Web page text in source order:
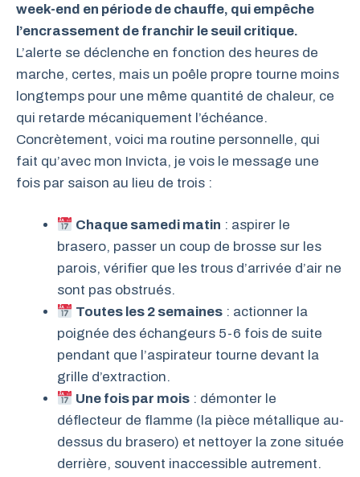
week-end en période de chauffe, qui empêche
l’encrassement de franchir le seuil critique.
L’alerte se déclenche en fonction des heures de
marche, certes, mais un poêle propre tourne moins
longtemps pour une même quantité de chaleur, ce
qui retarde mécaniquement l’échéance.
Concrètement, voici ma routine personnelle, qui
fait qu’avec mon Invicta, je vois le message une
fois par saison au lieu de trois :
Chaque samedi matin : aspirer le
brasero, passer un coup de brosse sur les
parois, vérifier que les trous d’arrivée d’air ne
sont pas obstrués.
Toutes les 2 semaines : actionner la
poignée des échangeurs 5-6 fois de suite
pendant que l’aspirateur tourne devant la
grille d’extraction.
Une fois par mois : démonter le
déflecteur de flamme (la pièce métallique au-
dessus du brasero) et nettoyer la zone située
derrière, souvent inaccessible autrement.